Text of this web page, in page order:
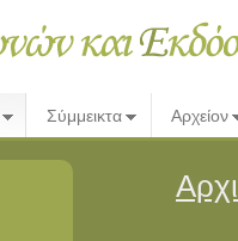
Σύμμεικτα Αρχείον